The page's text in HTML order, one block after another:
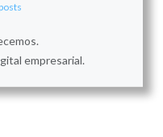
empresarial.